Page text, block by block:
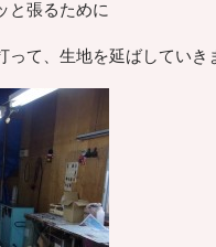
と張るために
て、生地を延ばしていき